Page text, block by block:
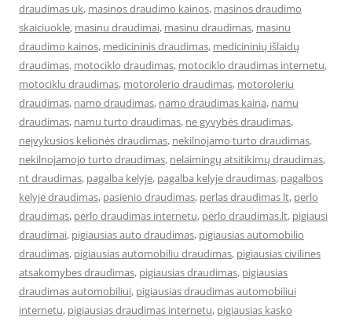
draudimas uk, masinos draudimo kainos, masinos draudimo
skaiciuokle, masinu draudimai, masinu draudimas, masinu
draudimo kainos, medicininis draudimas, medicininių išlaidų
draudimas, motociklo draudimas, motociklo draudimas internetu,
motociklu draudimas, motorolerio draudimas, motoroleriu
draudimas, namo draudimas, namo draudimas kaina, namu
draudimas, namu turto draudimas, ne gyvybės draudimas,
neįvykusios kelionės draudimas, nekilnojamo turto draudimas,
nekilnojamojo turto draudimas, nelaimingų atsitikimų draudimas,
nt draudimas, pagalba kelyje, pagalba kelyje draudimas, pagalbos
kelyje draudimas, pasienio draudimas, perlas draudimas lt, perlo
draudimas, perlo draudimas internetu, perlo draudimas.lt, pigiausi
draudimai, pigiausias auto draudimas, pigiausias automobilio
draudimas, pigiausias automobiliu draudimas, pigiausias civilines
atsakomybes draudimas, pigiausias draudimas, pigiausias
draudimas automobiliui, pigiausias draudimas automobiliui
internetu, pigiausias draudimas internetu, pigiausias kasko